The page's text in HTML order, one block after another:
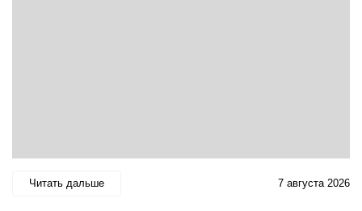
Читать дальше 7 августа 2026